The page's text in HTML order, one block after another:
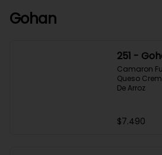
Gohan
251 -
Camaron
Queso
De Arroz
$7.490